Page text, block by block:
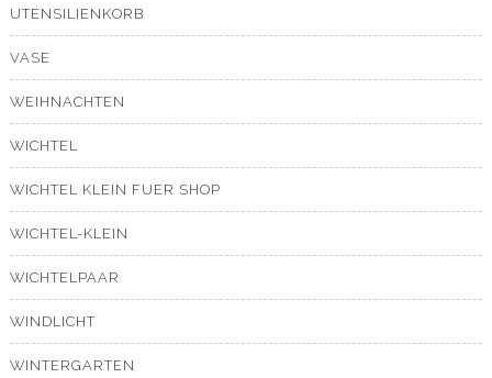
UTENSILIENKORB
VASE
WEIHNACHTEN
WICHTEL
WICHTEL KLEIN FUER SHOP
WICHTEL-KLEIN
WICHTELPAAR
WINDLICHT
WINTERGARTEN